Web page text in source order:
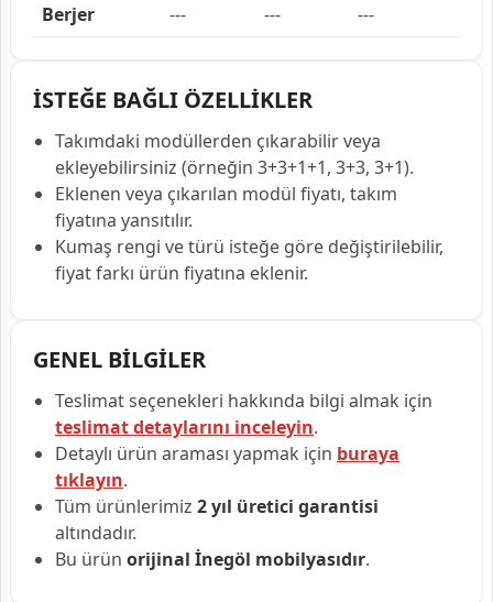
Berjer
--- --- ---
İSTEĞE BAĞLI ÖZELLİKLER
Takımdaki modüllerden çıkarabilir veya
ekleyebilirsiniz (örneğin 3+3+1+1, 3+3, 3+1).
Eklenen veya çıkarılan modül fiyatı, takım
fiyatına yansıtılır.
Kumaş rengi ve türü isteğe göre değiştirilebilir,
fiyat farkı ürün fiyatına eklenir.
GENEL BİLGİLER
Teslimat seçenekleri hakkında bilgi almak için
teslimat detaylarını inceleyin.
Detaylı ürün araması yapmak için buraya
tıklayın.
Tüm ürünlerimiz 2 yıl üretici garantisi
altındadır.
Bu ürün orijinal İnegöl mobilyasıdır.